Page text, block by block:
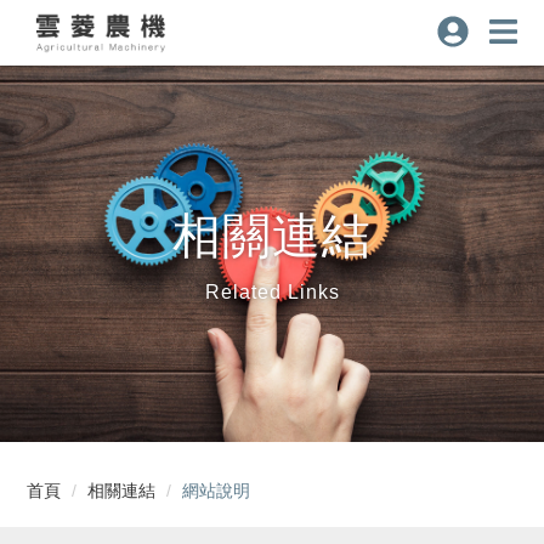
相關連結
Related Links
首頁 相關連結 網站說明